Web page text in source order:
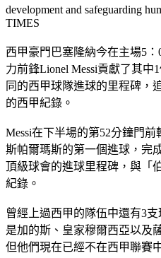
development and safeguarding
TIMES
西甲豪門巴塞隆納今在主場5
力前鋒Lionel Messi貢獻了其
同的西甲球隊進球的里程碑，
的西甲紀錄。
Messi在下半場的第52分鐘門
斯帕爾瑪斯的第一個進球，完
頂級球會的進球里程碑，與「
紀錄。
曾經上過西甲的隊伍中還有3
是加的斯、皇家穆爾西亞以及
但他們現在已經不在西甲聯賽